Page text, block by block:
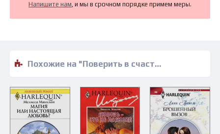
Напишите нам, и мы в срочном порядке примем меры.
Похожие на "Поверить в счастье - Марта Шилдз" книги читать бесплатно полные версии